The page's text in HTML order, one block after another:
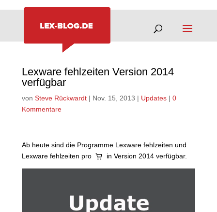
Lexware fehlzeiten Version 2014
verfügbar
von Steve Rückwardt| Nov. 15, 2013 | Updates| 0
Kommentare
Ab heute sind die Programme Lexware fehlzeiten und
Lexware fehlzeiten pro
in Version 2014 verfügbar.